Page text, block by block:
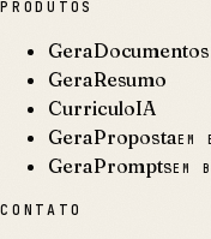
PRODUTOS
GeraDocumentos
GeraResumo
CurriculoIA
GeraPropostaEM
GeraPromptsEM
CONTATO